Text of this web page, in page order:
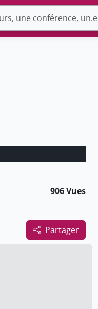
906 Vues
Partager